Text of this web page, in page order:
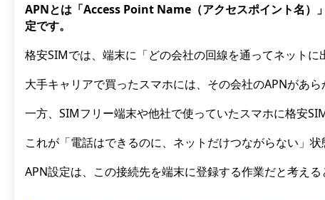
APNとは「Access Point Name（アクセスポイント名）
定です。
格安SIMでは、端末に「どの会社の回線を通ってネットに
大手キャリアで買ったスマホには、その会社のAPNがあ
一方、SIMフリー端末や他社で使っていたスマホに格安
これが「電話はできるのに、ネットだけつながらない」状
APN設定は、この接続先を端末に登録する作業だと考える